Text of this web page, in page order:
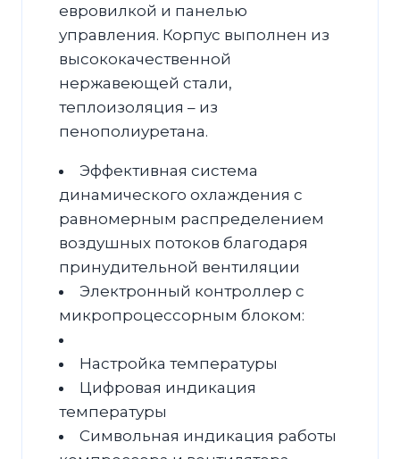
евровилкой и панелью
управления. Корпус выполнен из
высококачественной
нержавеющей стали,
теплоизоляция – из
пенополиуретана.
Эффективная система
динамического охлаждения с
равномерным распределением
воздушных потоков благодаря
принудительной вентиляции
Электронный контроллер с
микропроцессорным блоком:
Настройка температуры
Цифровая индикация
температуры
Символьная индикация работы